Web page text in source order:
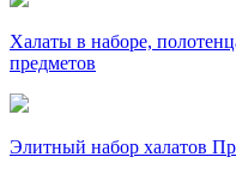
Халаты в наборе,
предметов
Элитный набор халатов